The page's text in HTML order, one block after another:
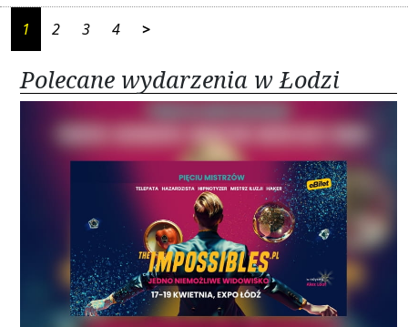
1 2 3 4 >
Polecane wydarzenia w Łodzi